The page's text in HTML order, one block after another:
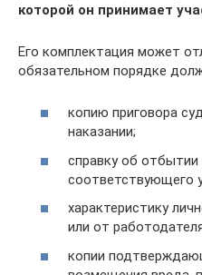
которой он принимает
Его комплектация может
обязательном порядке
копию приговора
наказании;
справку об отбытии
соответствующего
характеристику
или от
копии